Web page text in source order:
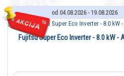
od 04.08.2026 - 19.08.2026
Fujitsu Super Eco Inverter - 8.0 kW -